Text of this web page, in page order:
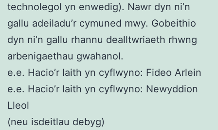
technolegol yn enwedig). Nawr dyn ni’n
gallu adeiladu’r cymuned mwy. Gobeithio
dyn ni’n gallu rhannu dealltwriaeth rhwng
arbenigaethau gwahanol.
e.e. Hacio’r Iaith yn cyflwyno: Fideo Arlein
e.e. Hacio’r Iaith yn cyflwyno: Newyddion
Lleol
(neu isdeitlau debyg)